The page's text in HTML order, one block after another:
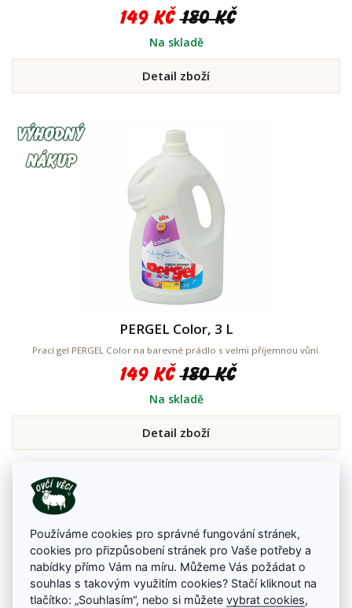
149 Kč 180 Kč
Na skladě
Detail zboží
PERGEL Color, 3 L
Prací gel PERGEL Color na barevné prádlo s velmi příjemnou vůní.
149 Kč 180 Kč
Na skladě
Detail zboží
Používáme cookies pro správné fungování stránek,
cookies pro přizpůsobení stránek pro Vaše potřeby a
nabídky přímo Vám na míru. Můžeme Vás požádat o
souhlas s takovým využitím cookies? Stačí kliknout na
tlačítko: „Souhlasím“, nebo si můžetevybrat cookies,